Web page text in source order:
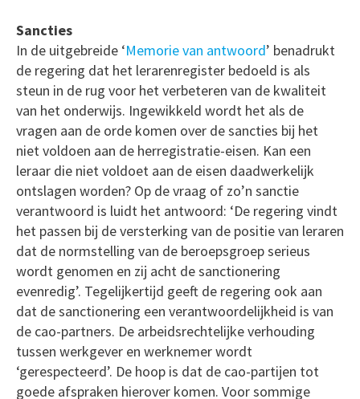
Sancties
In de uitgebreide ‘Memorie van antwoord’ benadrukt
de regering dat het lerarenregister bedoeld is als
steun in de rug voor het verbeteren van de kwaliteit
van het onderwijs. Ingewikkeld wordt het als de
vragen aan de orde komen over de sancties bij het
niet voldoen aan de herregistratie-eisen. Kan een
leraar die niet voldoet aan de eisen daadwerkelijk
ontslagen worden? Op de vraag of zo’n sanctie
verantwoord is luidt het antwoord: ‘De regering vindt
het passen bij de versterking van de positie van leraren
dat de normstelling van de beroepsgroep serieus
wordt genomen en zij acht de sanctionering
evenredig’. Tegelijkertijd geeft de regering ook aan
dat de sanctionering een verantwoordelijkheid is van
de cao-partners. De arbeidsrechtelijke verhouding
tussen werkgever en werknemer wordt
‘gerespecteerd’. De hoop is dat de cao-partijen tot
goede afspraken hierover komen. Voor sommige